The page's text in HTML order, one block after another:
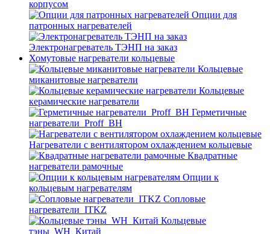
корпусом
Опции для
патронных нагревателей
Электронагреватель ТЭНП на заказ
Хомутовые нагреватели кольцевые
Кольцевые
миканитовые нагреватели
Кольцевые
керамические нагреватели
Герметичные
нагреватели_Proff_BH
Нагреватели с вентилятором охлаждением кольцевые
Квадратные
нагреватели рамочные
Опции к
кольцевым нагревателям
Cопловые
нагреватели_ITKZ
Кольцевые
тэны_WH_Китай